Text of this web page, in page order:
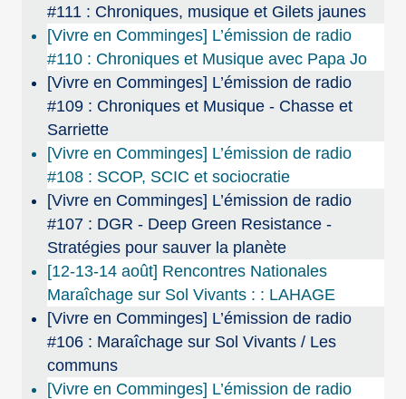
#111 : Chroniques, musique et Gilets jaunes
[Vivre en Comminges] L’émission de radio
#110 : Chroniques et Musique avec Papa Jo
[Vivre en Comminges] L’émission de radio
#109 : Chroniques et Musique - Chasse et
Sarriette
[Vivre en Comminges] L’émission de radio
#108 : SCOP, SCIC et sociocratie
[Vivre en Comminges] L’émission de radio
#107 : DGR - Deep Green Resistance -
Stratégies pour sauver la planète
[12-13-14 août] Rencontres Nationales
Maraîchage sur Sol Vivants : : LAHAGE
[Vivre en Comminges] L’émission de radio
#106 : Maraîchage sur Sol Vivants / Les
communs
[Vivre en Comminges] L’émission de radio